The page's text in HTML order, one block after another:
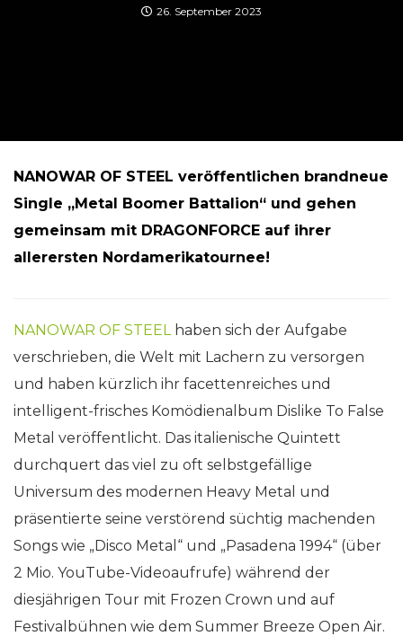
26. September 2023
NANOWAR OF STEEL veröffentlichen brandneue
Single „Metal Boomer Battalion“ und gehen
gemeinsam mit DRAGONFORCE auf ihrer
allerersten Nordamerikatournee!
NANOWAR OF STEELhaben sich der Aufgabe
verschrieben, die Welt mit Lachern zu versorgen
und haben kürzlich ihr facettenreiches und
intelligent-frisches Komödienalbum Dislike To False
Metal veröffentlicht. Das italienische Quintett
durchquert das viel zu oft selbstgefällige
Universum des modernen Heavy Metal und
präsentierte seine verstörend süchtig machenden
Songs wie „Disco Metal“ und „Pasadena 1994“ (über
2 Mio. YouTube-Videoaufrufe) während der
diesjährigen Tour mit Frozen Crown und auf
Festivalbühnen wie dem Summer Breeze Open Air.